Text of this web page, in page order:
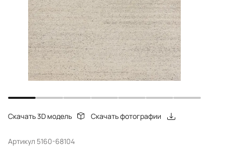
Скачать 3D модель Скачать фотографии
Артикул 5160-68104